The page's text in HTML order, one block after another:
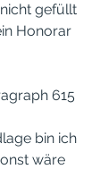
gefüllt
Honorar
615
bin ich
wäre